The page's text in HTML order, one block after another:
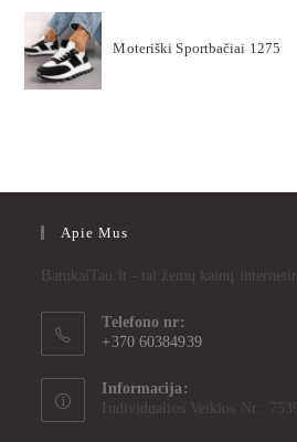
Moteriški Sportbačiai 1275
Apie Mus
BatukaiTau.lt - tai žemų kainų
Telefono nr:
+370 60384939
Informacija:
Individualios Veiklos Nr.: